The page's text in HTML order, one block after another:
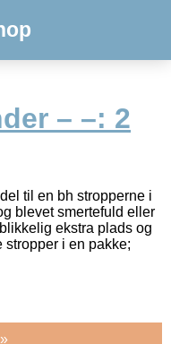
– –: 2
til en bh stropperne i
blevet smertefuld eller
ekstra plads og
stropper i en pakke;